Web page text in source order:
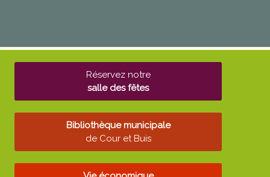
Réservez notre
salle des fêtes
Bibliothèque municipale
de Cour et Buis